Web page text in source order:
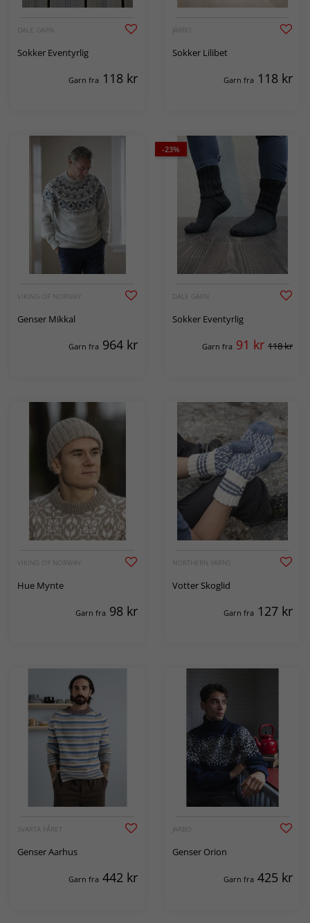
DALE GARN
Sokker Eventyrlig
Garn fra 118 kr
JÄRBO
Sokker Lilibet
Garn fra 118 kr
VIKING OF NORWAY
Genser Mikkal
Garn fra 964 kr
-23%
DALE GARN
Sokker Eventyrlig
Garn fra 91 kr 118 kr
VIKING OF NORWAY
Hue Mynte
Garn fra 98 kr
NORTHERN YARNS
Votter Skoglid
Garn fra 127 kr
SVARTA FÅRET
Genser Aarhus
Garn fra 442 kr
JÄRBO
Genser Orion
Garn fra 425 kr